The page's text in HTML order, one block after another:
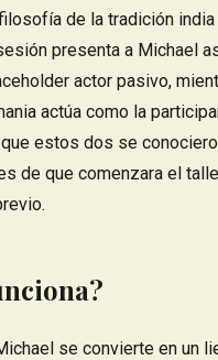
de la tradición
presenta a Michael
actor pasivo,
actúa como la
estos dos se
de que comenzara el
se convierte en un